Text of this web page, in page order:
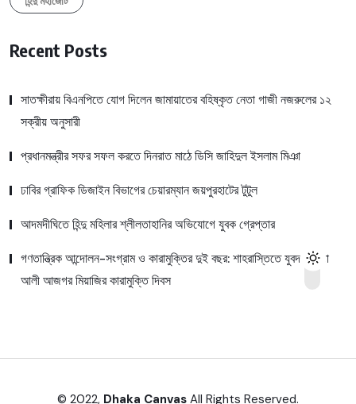
Recent Posts
সাতক্ষীরায় বিএনপিতে যোগ দিলেন জামায়াতের বহিষ্কৃত নেতা গাজী নজরুলের ১২
সক্রীয় অনুসারী
প্রধানমন্ত্রীর সফর সফল করতে দিনরাত মাঠে ডিসি জাহিদুল ইসলাম মিঞা
ঢাবির গ্রাফিক ডিজাইন বিভাগের চেয়ারম্যান জয়পুরহাটের টুটুল
আদমদীঘিতে হিন্দু মহিলার শ্লীলতাহানির অভিযোগে যুবক গ্রেপ্তার
গণতান্ত্রিক আন্দোলন-সংগ্রাম ও কারামুক্তির দুই বছর: শাহরাস্তিতে যুবদল নেতা
আলী আজগর মিয়াজির কারামুক্তি দিবস
© 2022, Dhaka Canvas All Rights Reserved.